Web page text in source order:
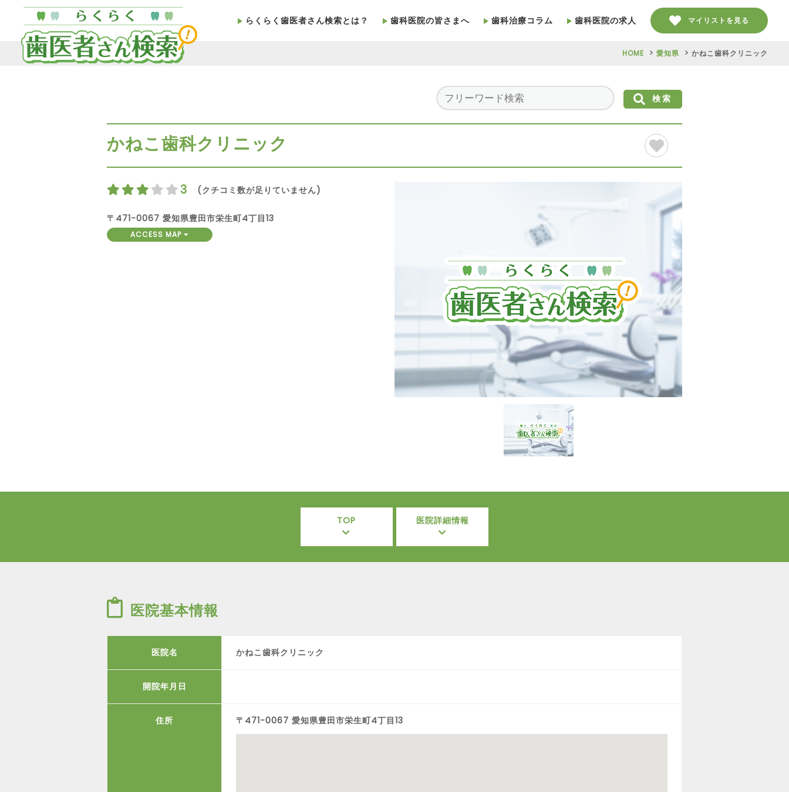
らくらく歯医者さん検索とは？ 歯科医院の皆さまへ 歯科治療コラム 歯科医院の求人 マイリストを見る
HOME 愛知県 かねこ歯科クリニック
検索
かねこ歯科クリニック
3 (クチコミ数が足りていません)
〒471-0067 愛知県豊田市栄生町4丁目13
ACCESS MAP
TOP 医院詳細情報
医院基本情報
医院名 かねこ歯科クリニック
開院年月日
住所 〒471-0067 愛知県豊田市栄生町4丁目13